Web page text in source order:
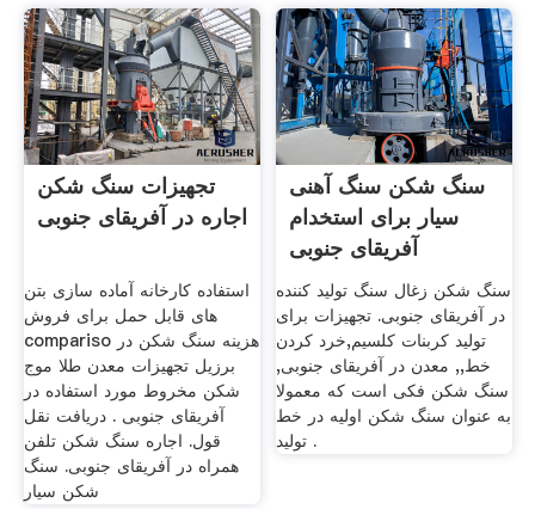
تجهیزات سنگ شکن
اجاره در آفریقای جنوبی
استفاده کارخانه آماده سازی بتن
های قابل حمل برای فروش
compariso هزینه سنگ شکن در
برزیل تجهیزات معدن طلا موج
شکن مخروط مورد استفاده در
آفریقای جنوبی . دریافت نقل
قول. اجاره سنگ شکن تلفن
همراه در آفریقای جنوبی. سنگ
شکن سیار
سنگ شکن سنگ آهنی
سیار برای استخدام
آفریقای جنوبی
سنگ شکن زغال سنگ تولید کننده
در آفریقای جنوبی. تجهیزات برای
تولید کربنات کلسیم,خرد کردن
خط,, معدن در آفریقای جنوبی,
سنگ شکن فکی است که معمولا
به عنوان سنگ شکن اولیه در خط
تولید .